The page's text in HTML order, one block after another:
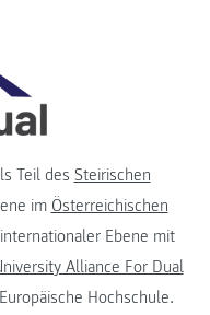
Teil des Steirischen
im Österreichischen
Ebene mit
Alliance For Dual
Hochschule.